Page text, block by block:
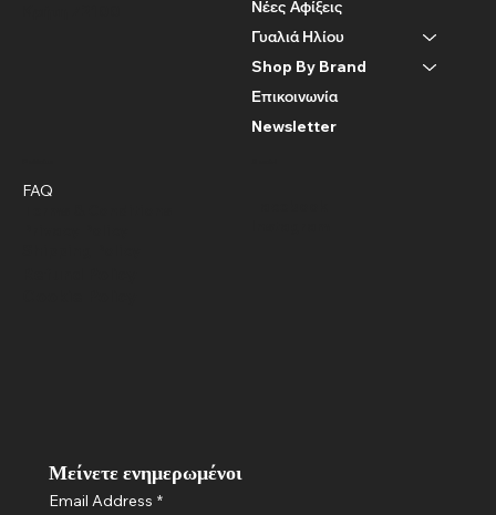
Νέες Αφίξεις
Γυαλιά Ηλίου
Shop By Brand
Επικοινωνία
Newsletter
FAQ
Μείνετε ενημερωμένοι
Email Address *